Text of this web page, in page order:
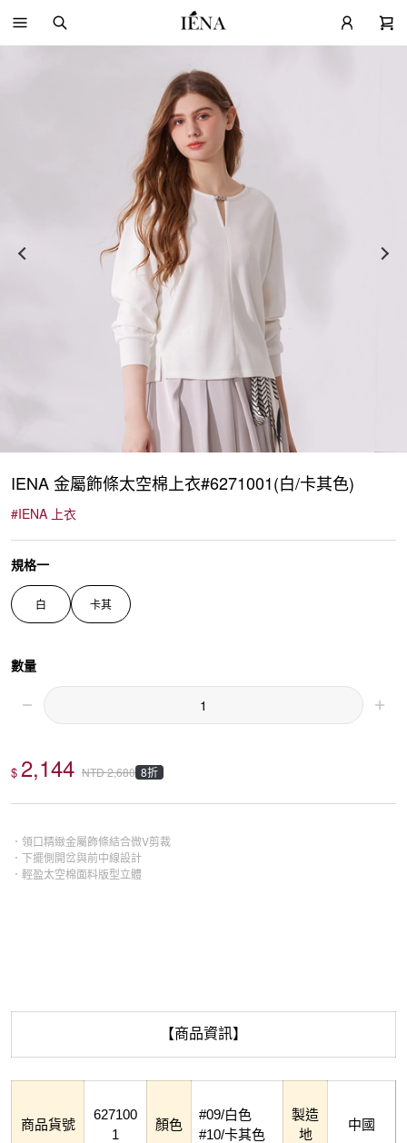
IENA 金屬飾條太空棉上衣#6271001(白/卡其色)
#IENA 上衣
規格一
白 卡其
數量
$ 2,144 NTD2,680 8折
．領口精緻金屬飾條結合微V剪裁
．下擺側開岔與前中線設計
．輕盈太空棉面料版型立體
【商品資訊】
商品貨號
627100
1
顏色
#09/白色
#10/卡其色
製造
地
中國